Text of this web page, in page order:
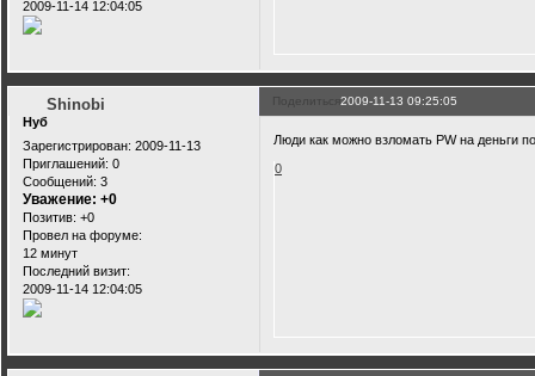
2009-11-14 12:04:05
Поделиться2009-11-13 09:25:05
Shinobi
Нуб
Зарегистрирован: 2009-11-13
Приглашений: 0
Сообщений: 3
Уважение: +0
Позитив: +0
Провел на форуме:
12 минут
Последний визит:
2009-11-14 12:04:05
Люди как можно взломать PW на деньги
0